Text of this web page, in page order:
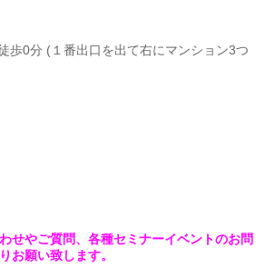
歩0分 (１番出口を出て右にマンション3つ
せやご質問、各種セミナーイベントのお問
お願い致します。